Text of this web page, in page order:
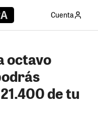
Cuenta
octavo
de tu